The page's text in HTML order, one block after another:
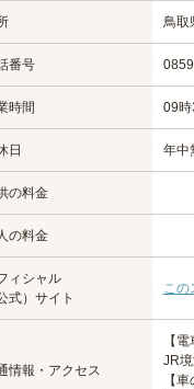
鳥取
番号
時間 09
日 年中
の料金
の料金
ィシャル
式）サイト
この
情報・アクセス
【
JR
【